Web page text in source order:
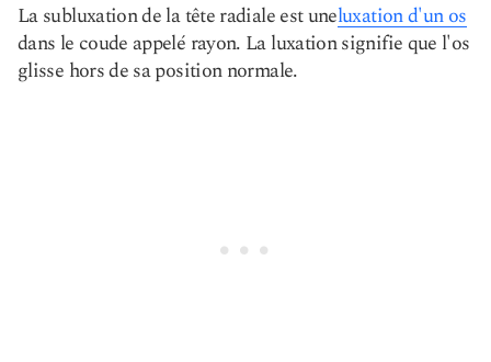
La subluxation de la tête radiale est uneluxation d'un os
dans le coude appelé rayon. La luxation signifie que l'os
glisse hors de sa position normale.